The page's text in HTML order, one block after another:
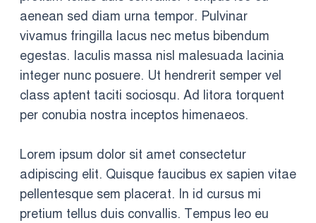
aenean sed diam urna tempor. Pulvinar
vivamus fringilla lacus nec metus bibendum
egestas. Iaculis massa nisl malesuada lacinia
integer nunc posuere. Ut hendrerit semper vel
class aptent taciti sociosqu. Ad litora torquent
per conubia nostra inceptos himenaeos.
Lorem ipsum dolor sit amet consectetur
adipiscing elit. Quisque faucibus ex sapien vitae
pellentesque sem placerat. In id cursus mi
pretium tellus duis convallis. Tempus leo eu